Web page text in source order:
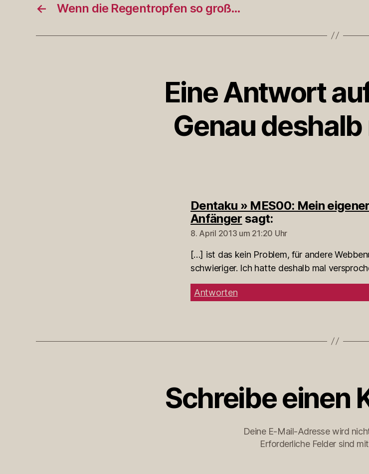
← Wenn die Regentropfen so groß…
Eine Antwort
Genau
Dentaku » MES00: Mein
Anfänger sagt:
8. April 2013 um 21:20 Uhr
[…] ist das kein Problem, für andere
schwieriger. Ich hatte deshalb mal
Antworten
Schreibe einen
Deine E-Mail-Adresse wird
Erforderliche Felder sind mit